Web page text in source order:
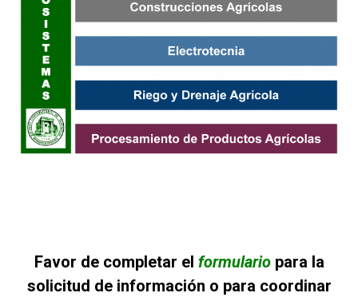
Favor de completar el formulario para la
solicitud de información o para coordinar